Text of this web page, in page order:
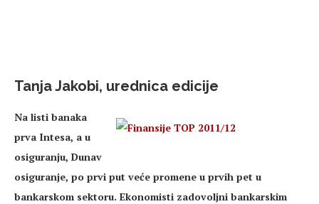
Tanja Jakobi, urednica edicije
Na listi banaka
prva Intesa, a u
osiguranju, Dunav
osiguranje, po prvi put veće promene u prvih pet u
bankarskom sektoru. Ekonomisti zadovoljni bankarskim